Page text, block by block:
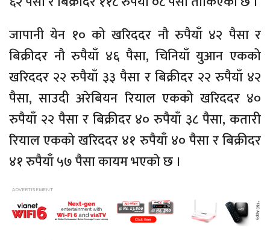
जापानी येन १० को खरिददर नौ रुपैयाँ ४२ पैसा र
बिक्रीदर नौ रुपैयाँ ४६ पैसा, चिनियाँ युआन एकको
खरिददर २२ रुपैयाँ ३३ पैसा र बिक्रीदर २२ रुपैयाँ ४२
पैसा, साउदी अरेबियन रियाल एकको खरिददर ४०
रुपैयाँ २२ पैसा र बिक्रीदर ४० रुपैयाँ ३८ पैसा, कतारी
रियाल एकको खरिददर ४१ रुपैयाँ ४० पैसा र बिक्रीदर
४१ रुपैयाँ ५७ पैसा कायम भएको छ ।